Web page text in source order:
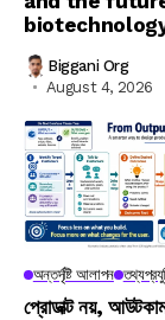
Biggani Org
August 4, 2026
অন্তর্দৃষ্টি আলাপন
প্রোডাক্ট নয়,